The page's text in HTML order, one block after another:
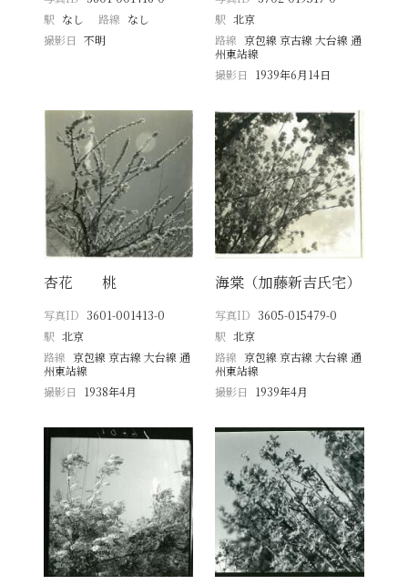
駅 なし 路線 なし
撮影日
不明
駅 北京
路線 京包線 京古線 大台線 通
州東站線
撮影日
1939年6月14日
杏花 桃
写真ID 3601-001413-0
駅 北京
路線 京包線 京古線 大台線 通
州東站線
撮影日
1938年4月
海棠（加藤新吉氏宅）
写真ID 3605-015479-0
駅 北京
路線 京包線 京古線 大台線 通
州東站線
撮影日
1939年4月